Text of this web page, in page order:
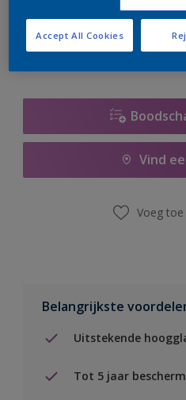
er hard aan om de voorraad
Vind
Voeg toe
Belangrijkste
Uitstekende
Tot 5 jaar
Accept All Cookies